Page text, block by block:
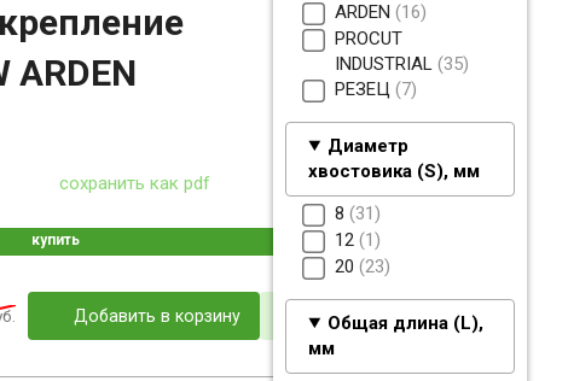
ARDEN 16
PROCUT
INDUSTRIAL 35
РЕЗЕЦ 7
Диаметр
хвостовика (S), мм
8 31
12 1
20 23
Общая длина (L),
мм
ARDEN
сохранить как pdf
купить
Добавить в корзину